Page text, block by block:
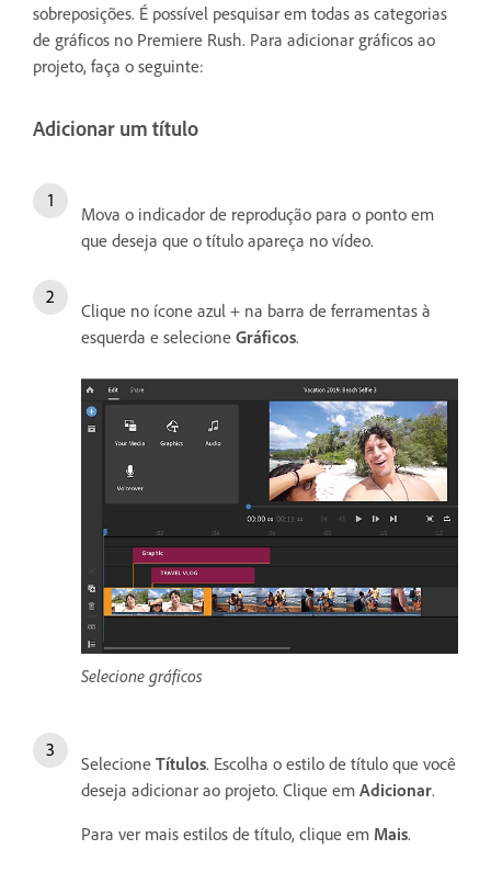
sobreposições. É possível pesquisar em todas as categorias
de gráficos no Premiere Rush. Para adicionar gráficos ao
projeto, faça o seguinte:
Adicionar um título
Mova o indicador de reprodução para o ponto em
que deseja que o título apareça no vídeo.
Clique no ícone azul + na barra de ferramentas à
esquerda e selecione Gráficos.
Selecione gráficos
Selecione Títulos. Escolha o estilo de título que você
deseja adicionar ao projeto. Clique em Adicionar.
Para ver mais estilos de título, clique em Mais.